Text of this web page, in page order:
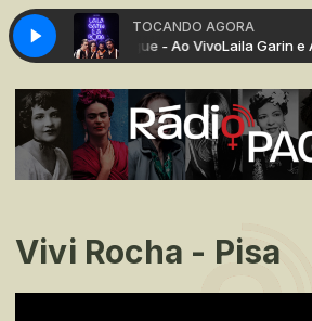
TOCANDO AGORA
- Deus Lhe Pague - Ao VivoLaila Garin e A
Vivi Rocha - Pisa